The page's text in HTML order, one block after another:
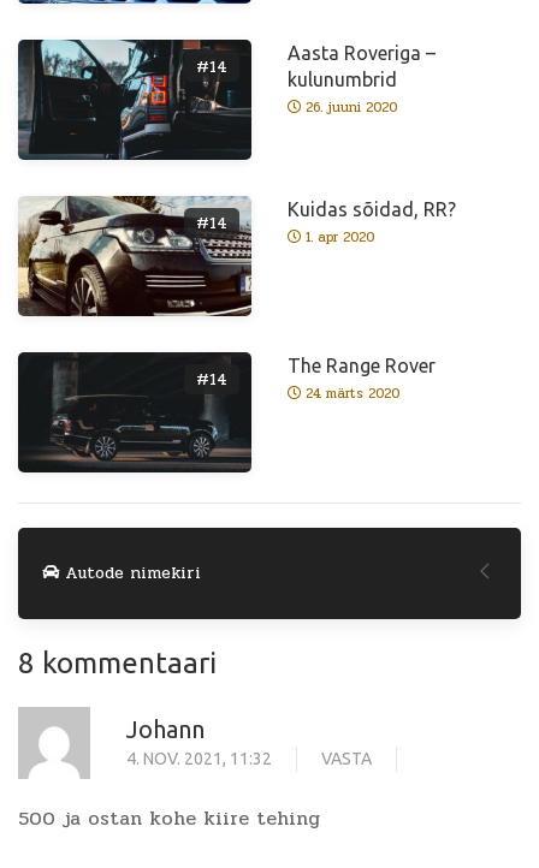
#14
Aasta Roveriga –
kulunumbrid
26. juuni 2020
#14
Kuidas sõidad, RR?
1. apr 2020
#14
The Range Rover
24. märts 2020
Autode nimekiri
8 kommentaari
Johann
4. NOV. 2021, 11:32 VASTA
500 ja ostan kohe kiire tehing